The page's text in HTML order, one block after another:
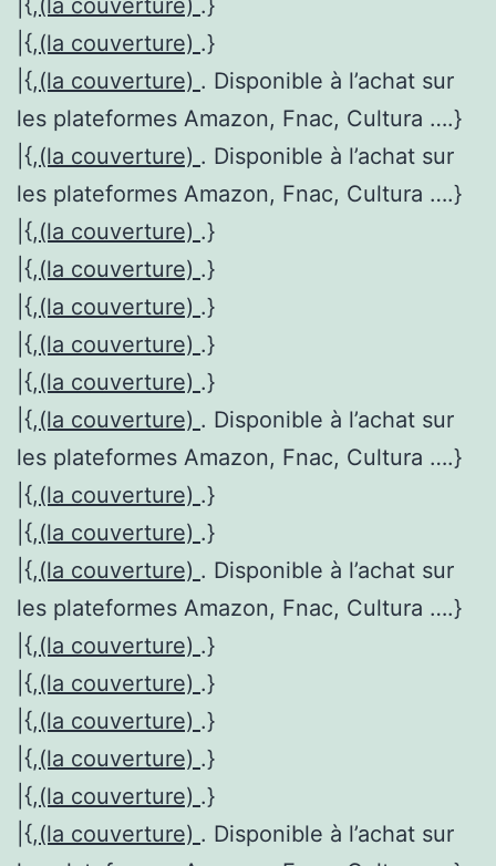
|{,(la couverture) .}
|{,(la couverture) . Disponible à l’achat sur
les plateformes Amazon, Fnac, Cultura ….}
|{,(la couverture) . Disponible à l’achat sur
les plateformes Amazon, Fnac, Cultura ….}
|{,(la couverture) .}
|{,(la couverture) .}
|{,(la couverture) .}
|{,(la couverture) .}
|{,(la couverture) .}
|{,(la couverture) . Disponible à l’achat sur
les plateformes Amazon, Fnac, Cultura ….}
|{,(la couverture) .}
|{,(la couverture) .}
|{,(la couverture) . Disponible à l’achat sur
les plateformes Amazon, Fnac, Cultura ….}
|{,(la couverture) .}
|{,(la couverture) .}
|{,(la couverture) .}
|{,(la couverture) .}
|{,(la couverture) .}
|{,(la couverture) . Disponible à l’achat sur